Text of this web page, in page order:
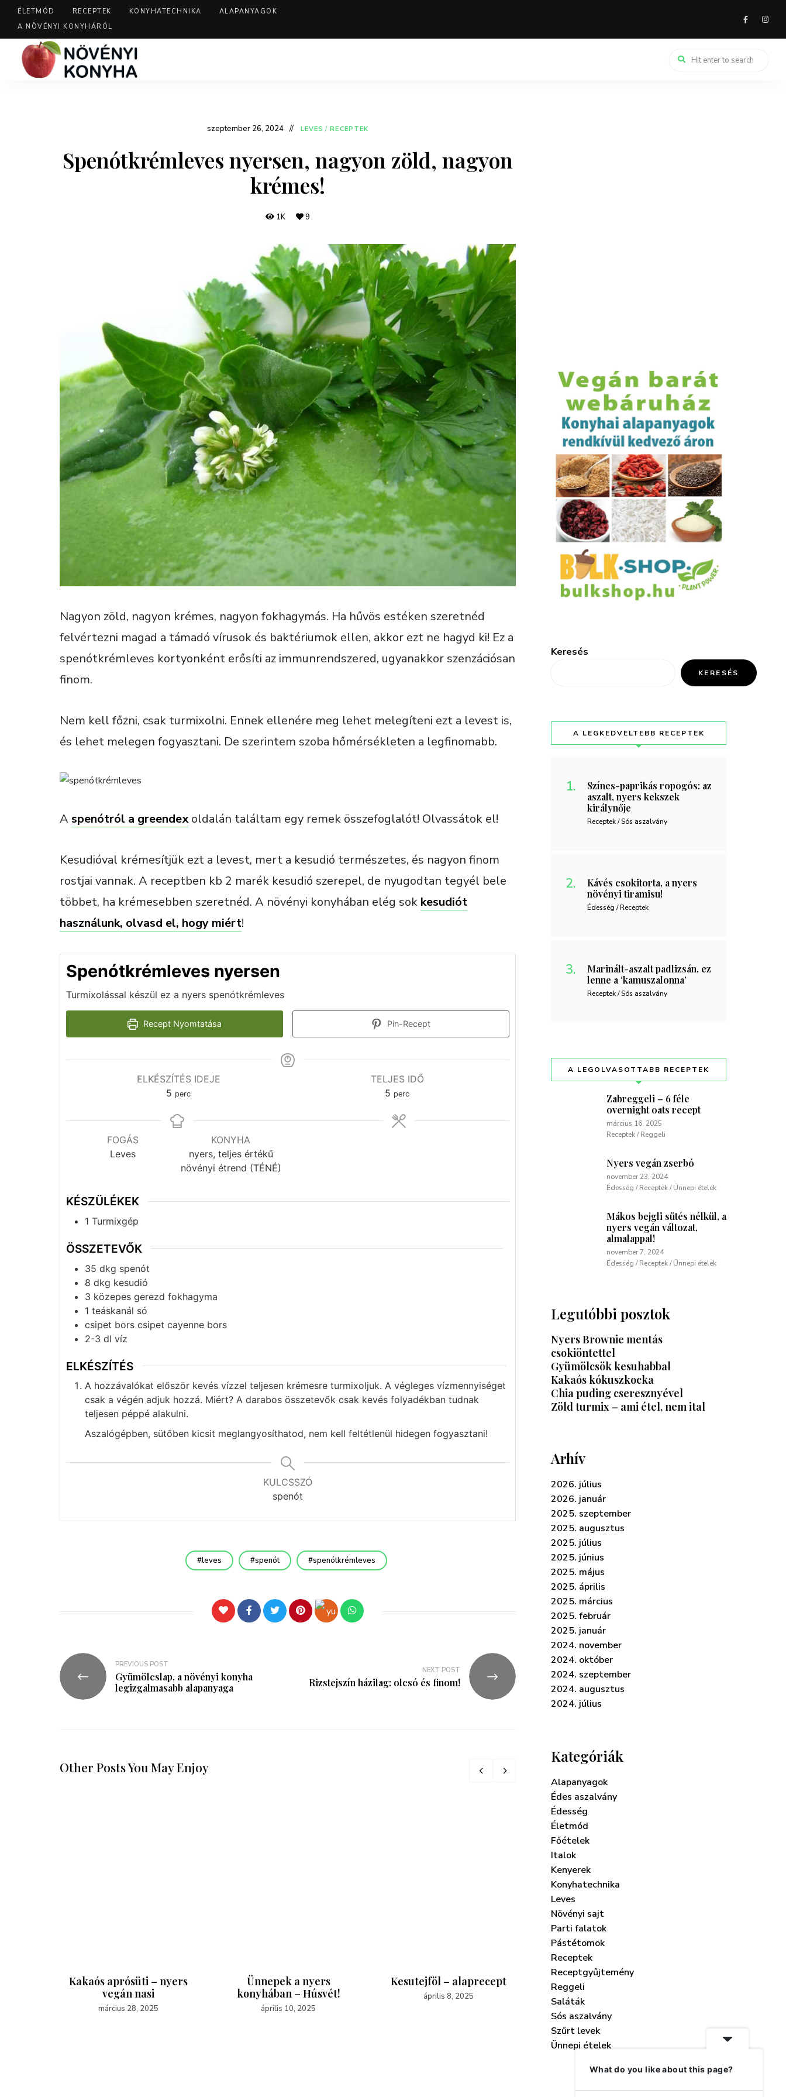
ÉLETMÓD RECEPTEK KONYHATECHNIKA
ALAPANYAGOK
A NÖVÉNYI KONYHÁRÓL
szeptember 26, 2024 LEVES / RECEPTEK
Spenótkrémleves nyersen, nagyon zöld, nagyon
krémes!
1K 9
Nagyon zöld, nagyon krémes, nagyon fokhagymás. Ha hűvös estéken szeretnéd
felvértezni magad a támadó vírusok és baktériumok ellen, akkor ezt ne hagyd ki! Ez a
spenótkrémleves kortyonként erősíti az immunrendszered, ugyanakkor szenzációsan
finom.
Nem kell főzni, csak turmixolni. Ennek ellenére meg lehet melegíteni ezt a levest is,
és lehet melegen fogyasztani. De szerintem szoba hőmérsékleten a legfinomabb.
A spenótról a greendexoldalán találtam egy remek összefoglalót! Olvassátok el!
Kesudióval krémesítjük ezt a levest, mert a kesudió természetes, és nagyon finom
rostjai vannak. A receptben kb 2 marék kesudió szerepel, de nyugodtan tegyél bele
többet, ha krémesebben szeretnéd. A növényi konyhában elég sok kesudiót
használunk, olvasd el, hogy miért!
Spenótkrémleves nyersen
Turmixolással készül ez a nyers spenótkrémleves
Recept Nyomtatása Pin-Recept
ELKÉSZÍTÉS IDEJE
5 perc
TELJES IDŐ
5 perc
FOGÁS
Leves
KONYHA
nyers, teljes értékű
növényi étrend (TÉNÉ)
KÉSZÜLÉKEK
1 Turmixgép
ÖSSZETEVŐK
35 dkg spenót
8 dkg kesudió
3 közepes gerezd fokhagyma
1 teáskanál só
csipet bors csipet cayenne bors
2-3 dl víz
ELKÉSZÍTÉS
A hozzávalókat először kevés vízzel teljesen krémesre turmixoljuk. A végleges vízmennyiséget
csak a végén adjuk hozzá. Miért? A darabos összetevők csak kevés folyadékban tudnak
teljesen péppé alakulni.
Aszalógépben, sütőben kicsit meglangyosíthatod, nem kell feltétlenül hidegen fogyasztani!
KULCSSZÓ
spenót
leves spenót spenótkrémleves
PREVIOUS POST
Gyümölcslap, a növényi konyha
legizgalmasabb alapanyaga
NEXT POST
Rizstejszín házilag: olcsó és finom!
Other Posts You May Enjoy
Kakaós aprósüti – nyers
vegán nasi
március 28, 2025
Ünnepek a nyers
konyhában – Húsvét!
április 10, 2025
Kesutejföl – alaprecept
április 8, 2025
Sárgabarack puding
Keresés
KERESÉS
A LEGKEDVELTEBB RECEPTEK
Színes-paprikás ropogós: az
aszalt, nyers kekszek
királynője
Receptek / Sós aszalvány
Kávés csokitorta, a nyers
növényi tiramisu!
Édesség / Receptek
Marinált-aszalt padlizsán, ez
lenne a ‘kamuszalonna’
Receptek / Sós aszalvány
A LEGOLVASOTTABB RECEPTEK
Zabreggeli – 6 féle
overnight oats recept
március 16, 2025
Receptek / Reggeli
Nyers vegán zserbó
november 23, 2024
Édesség / Receptek / Ünnepi ételek
Mákos bejgli sütés nélkül, a
nyers vegán változat,
almalappal!
november 7, 2024
Édesség / Receptek / Ünnepi ételek
Legutóbbi posztok
Nyers Brownie mentás
csokiöntettel
Gyümölcsök kesuhabbal
Kakaós kókuszkocka
Chia puding cseresznyével
Zöld turmix – ami étel, nem ital
Arhív
2026. július
2026. január
2025. szeptember
2025. augusztus
2025. július
2025. június
2025. május
2025. április
2025. március
2025. február
2025. január
2024. november
2024. október
2024. szeptember
2024. augusztus
2024. július
Kategóriák
Alapanyagok
Édes aszalvány
Édesség
Életmód
Főételek
Italok
Kenyerek
Konyhatechnika
Leves
Növényi sajt
Parti falatok
Pástétomok
Receptek
Receptgyűjtemény
Reggeli
Saláták
Sós aszalvány
Szűrt levek
Ünnepi ételek
What do you like about this page?